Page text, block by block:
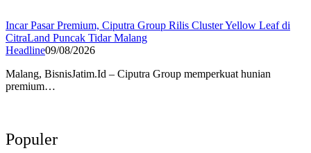
Incar Pasar Premium, Ciputra Group Rilis Cluster Yellow Leaf di
CitraLand Puncak Tidar Malang
Headline09/08/2026
Malang, BisnisJatim.Id – Ciputra Group memperkuat hunian
premium…
Populer